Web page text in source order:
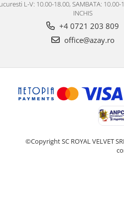
L-V: 10.00-18.00, SAMBATA: 10.00-
INCHIS
+4 0721 203 809
office@azay.ro
©Copyright SC ROYAL VELVET